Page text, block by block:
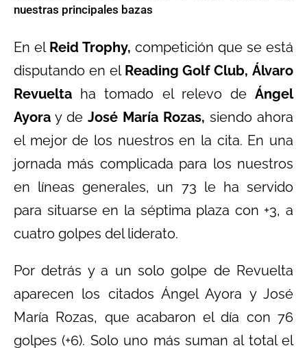
nuestras principales bazas
En el Reid Trophy, competición que se está
disputando en el Reading Golf Club, Álvaro
Revuelta ha tomado el relevo de Ángel
Ayora y de José María Rozas, siendo ahora
el mejor de los nuestros en la cita. En una
jornada más complicada para los nuestros
en líneas generales, un 73 le ha servido
para situarse en la séptima plaza con +3, a
cuatro golpes del liderato.
Por detrás y a un solo golpe de Revuelta
aparecen los citados Ángel Ayora y José
María Rozas, que acabaron el día con 76
golpes (+6). Solo uno más suman al total el